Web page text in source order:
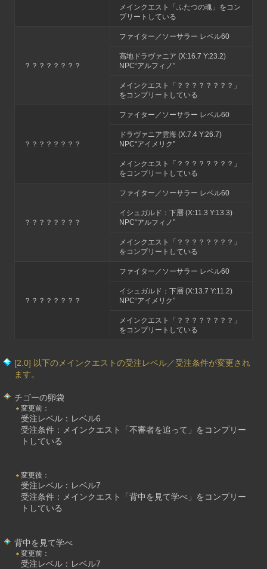
メインクエスト「ふたつの魂」をコン
プリートしている
？？？？？？？？
ファイター／ソーサラー レベル60
高地ドラヴァニア (X:16.7 Y:23.2)
NPC“アルフィノ”
メインクエスト「？？？？？？？？」
をコンプリートしている
？？？？？？？？
ファイター／ソーサラー レベル60
ドラヴァニア雲海 (X:7.4 Y:26.7)
NPC“アイメリク”
メインクエスト「？？？？？？？？」
をコンプリートしている
？？？？？？？？
ファイター／ソーサラー レベル60
イシュガルド：下層 (X:11.3 Y:13.3)
NPC“アルフィノ”
メインクエスト「？？？？？？？？」
をコンプリートしている
？？？？？？？？
ファイター／ソーサラー レベル60
イシュガルド：下層 (X:13.7 Y:11.2)
NPC“アイメリク”
メインクエスト「？？？？？？？？」
をコンプリートしている
[2.0] 以下のメインクエストの受注レベル／受注条件が変更され
ます。
チゴーの卵袋
変更前：
受注レベル：レベル6
受注条件：メインクエスト「不審者を追って」をコンプリー
トしている
変更後：
受注レベル：レベル7
受注条件：メインクエスト「背中を見て学べ」をコンプリー
トしている
背中を見て学べ
変更前：
受注レベル：レベル7